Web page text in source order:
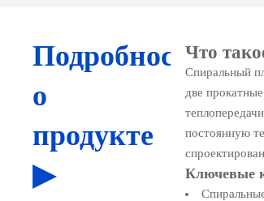
Подробности
о
продукте
▶
Что
Спиральный
две
постоянную
Ключевые